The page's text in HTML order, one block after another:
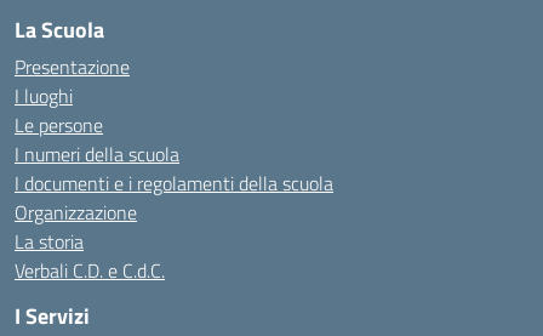
La Scuola
Presentazione
I luoghi
Le persone
I numeri della scuola
I documenti e i regolamenti della scuola
Organizzazione
La storia
Verbali C.D. e C.d.C.
I Servizi